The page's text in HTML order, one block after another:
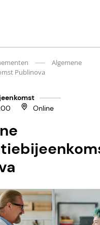
Algemene
Publinova
Online